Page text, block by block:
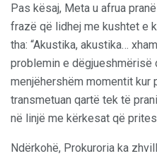
Pas kësaj, Meta u afrua
frazë që lidhej me kushtet e
tha: “Akustika, akustika…
problemin e dëgjueshmërisë
menjëhershëm momentit kur
transmetuan qartë tek të
në linjë me kërkesat që
Ndërkohë, Prokuroria ka